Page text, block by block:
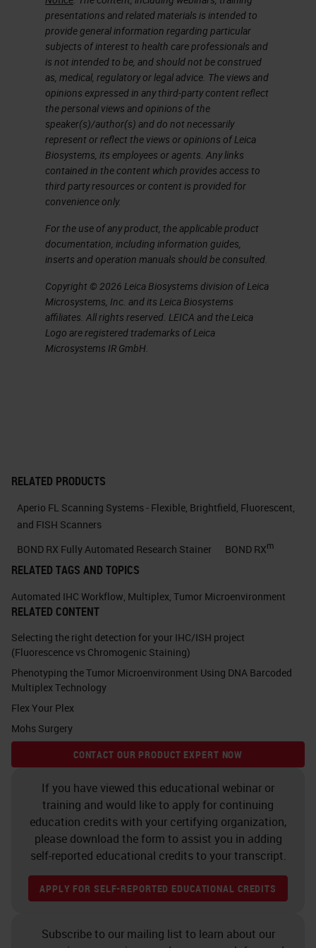
the results. And these tools could
be applied not only to dissect the
identity of tumor cell
subpopulations, but also to identify
dozens of types and functions of
new cells in the tumor and
macroenvironment. Since the
beginning, it was already said that
not only we have to try to collect all
the cells within a tissue or a region
of interest, but that the success of
these single-cell technologies will
depend on the extent to which we
could preserve the states of the
cells and the original composition
of the tissue. In fact, we know that
cells isolated before the analysis.
And this can also change their cell
state. In recent years, however,
methods have been developed to
finally achieve the goal of
preserving the tissue. And this has
given us the chance not only to
study the cytometry of the tissue,
that is its basic composition in
terms of cells, but also the
sociology of the tissue that it's
based on using spatial distribution
to make assumptions between cell
single cell analysis on a tissue, it
means to set the basis for next
generation pathology to happen.
Pathology (R)evolution
between the patient and the
presentations and related materials is intended to
provide general information regarding particular
subjects of interest to health care professionals and
is not intended to be, and should not be construed
as, medical, regulatory or legal advice. The views and
opinions expressed in any third-party content reflect
the personal views and opinions of the
speaker(s)/author(s) and do not necessarily
represent or reflect the views or opinions of Leica
Biosystems, its employees or agents. Any links
contained in the content which provides access to
third party resources or content is provided for
convenience only.
For the use of any product, the applicable product
documentation, including information guides,
inserts and operation manuals should be consulted.
Copyright © 2026 Leica Biosystems division of Leica
Microsystems, Inc. and its Leica Biosystems
affiliates. All rights reserved. LEICA and the Leica
Logo are registered trademarks of Leica
Microsystems IR GmbH.
RELATED PRODUCTS
Aperio FL Scanning Systems - Flexible, Brightfield, Fluorescent,
and FISH Scanners
BOND RX Fully Automated Research Stainer
BOND RXm
RELATED TAGS AND TOPICS
Automated IHC Workflow, Multiplex, Tumor Microenvironment
RELATED CONTENT
Selecting the right detection for your IHC/ISH project
(Fluorescence vs Chromogenic Staining)
Phenotyping the Tumor Microenvironment Using DNA Barcoded
Multiplex Technology
Flex Your Plex
Mohs Surgery
CONTACT OUR PRODUCT EXPERT NOW
If you have viewed this educational webinar or
training and would like to apply for continuing
education credits with your certifying organization,
please download the form to assist you in adding
self-reported educational credits to your transcript.
APPLY FOR SELF-REPORTED EDUCATIONAL CREDITS
Subscribe to our mailing list to learn about our